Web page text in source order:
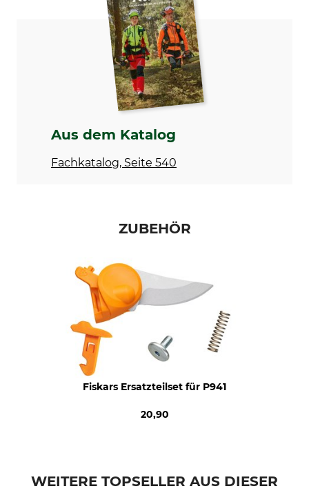
Art
Einhandschere
Marke
Fiskars
Amboss-Gartenschere
Modellbezeichnung
Made in Poland
22,2 cm
Aus dem Katalog
Fachkatalog, Seite 540
ZUBEHÖR
Fiskars Ersatzteilset für P941
20,90
WEITERE TOPSELLER AUS DIESER